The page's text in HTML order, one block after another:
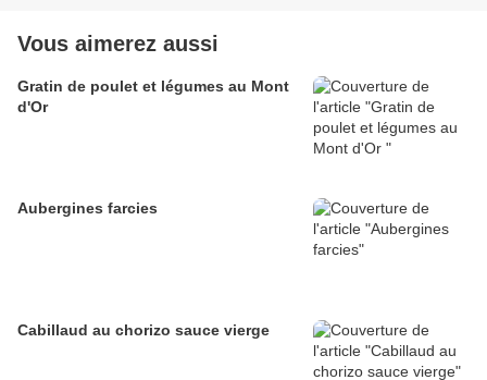
Vous aimerez aussi
Gratin de poulet et légumes au Mont
d'Or
Aubergines farcies
Cabillaud au chorizo sauce vierge